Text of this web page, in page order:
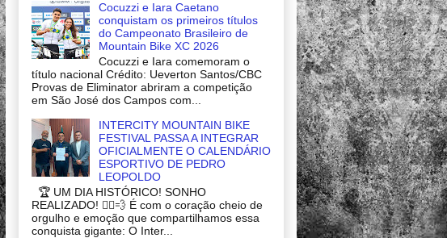
Cocuzzi e Iara Caetano
conquistam os primeiros títulos
do Campeonato Brasileiro de
Mountain Bike XC 2026
Cocuzzi e Iara comemoram o
título nacional Crédito: Ueverton Santos/CBC
Provas de Eliminator abriram a competição
em São José dos Campos com...
INTERCITY MOUNTAIN BIKE
FESTIVAL PASSA A INTEGRAR
OFICIALMENTE O CALENDÁRIO
ESPORTIVO DE PEDRO
LEOPOLDO
🏆 UM DIA HISTÓRICO! SONHO
REALIZADO! 🚴‍♂️💨 É com o coração cheio de
orgulho e emoção que compartilhamos essa
conquista gigante: O Inter...